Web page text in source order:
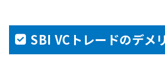
SBI VCトレードのデメ